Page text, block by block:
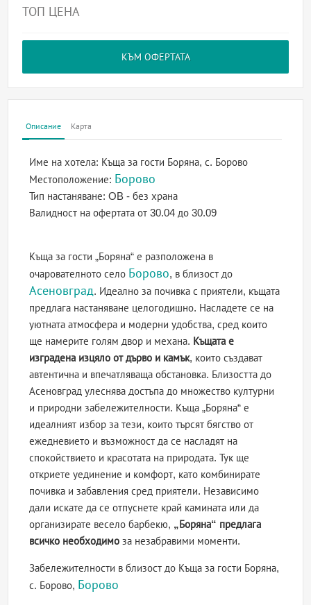
ТОП ЦЕНА
КЪМ ОФЕРТАТА
Описание Карта
Име на хотела: Къща за гости Боряна, с. Борово
Местоположение: Борово
Тип настаняване:OB - без храна
Валидност на офертатаот 30.04 до 30.09
Къща за гости „Боряна“ е разположена в
очарователното село Борово, в близост до
Асеновград. Идеално за почивка с приятели, къщата
предлага настаняване целогодишно. Насладете се на
уютната атмосфера и модерни удобства, сред които
ще намерите голям двор и механа. Къщата е
изградена изцяло от дърво и камък, които създават
автентична и впечатляваща обстановка. Близостта до
Асеновград улеснява достъпа до множество културни
и природни забележителности. Къща „Боряна“ е
идеалният избор за тези, които търсят бягство от
ежедневието и възможност да се насладят на
спокойствието и красотата на природата. Тук ще
откриете уединение и комфорт, като комбинирате
почивка и забавления сред приятели. Независимо
дали искате да се отпуснете край камината или да
организирате весело барбекю, „Боряна“ предлага
всичко необходимо за незабравими моменти.
Забележителности в близост до Къща за гости Боряна,
с. Борово, Борово